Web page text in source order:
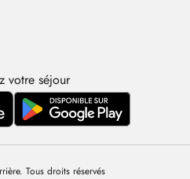
votre séjour
Tous droits réservés